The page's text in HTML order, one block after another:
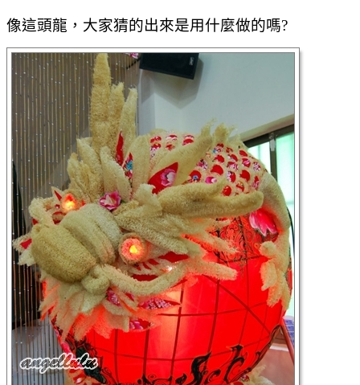
像這頭龍，大家猜的出來是用什麼做的嗎?